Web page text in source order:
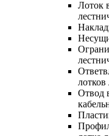
Лоток
лотков
Отвод